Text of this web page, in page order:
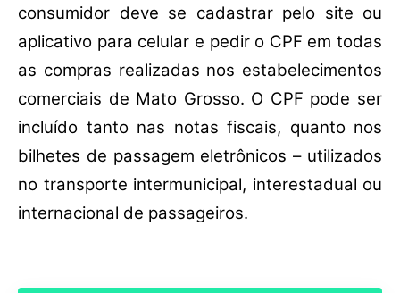
consumidor deve se cadastrar pelo site ou
aplicativo para celular e pedir o CPF em todas
as compras realizadas nos estabelecimentos
comerciais de Mato Grosso. O CPF pode ser
incluído tanto nas notas fiscais, quanto nos
bilhetes de passagem eletrônicos – utilizados
no transporte intermunicipal, interestadual ou
internacional de passageiros.